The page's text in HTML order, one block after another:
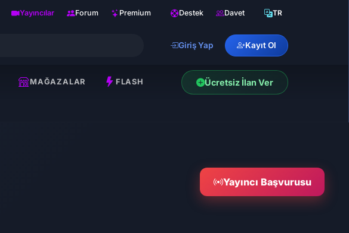
Yayıncılar Forum Premium Destek Davet TR
Giriş Yap Kayıt Ol
MAĞAZALAR FLASH Ücretsiz İlan Ver
Yayıncı Başvurusu